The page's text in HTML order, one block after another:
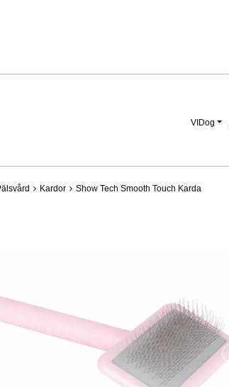
VIDog
Kardor Show Tech Smooth Touch Karda